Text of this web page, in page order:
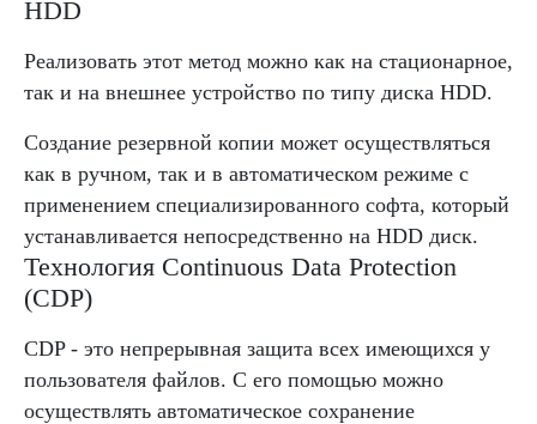
HDD
Реализовать этот метод можно как на стационарное,
так и на внешнее устройство по типу диска HDD.
Создание резервной копии может осуществляться
как в ручном, так и в автоматическом режиме с
применением специализированного софта, который
устанавливается непосредственно на HDD диск.
Технология Continuous Data Protection
(CDP)
CDP - это непрерывная защита всех имеющихся у
пользователя файлов. С его помощью можно
осуществлять автоматическое сохранение